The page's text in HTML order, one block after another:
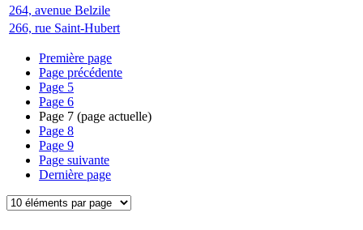
264, avenue Belzile
266, rue Saint-Hubert
Première page
Page précédente
Page 5
Page 6
Page 7 (page actuelle)
Page 8
Page 9
Page suivante
Dernière page